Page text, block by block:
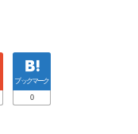
ブックマーク
0